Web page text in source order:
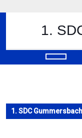
to
1.
1. SDC Gummersbach